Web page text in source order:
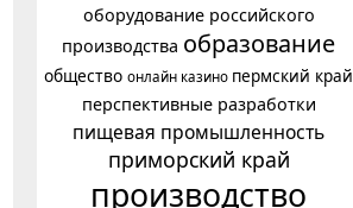
оборудование российского
производства образование
общество онлайн казино пермский край
перспективные разработки
пищевая промышленность
приморский край
производство